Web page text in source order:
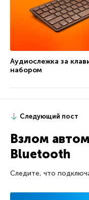
Аудиослежка за
набором
Следующий пост
Взлом
Bluetooth
Следите, что